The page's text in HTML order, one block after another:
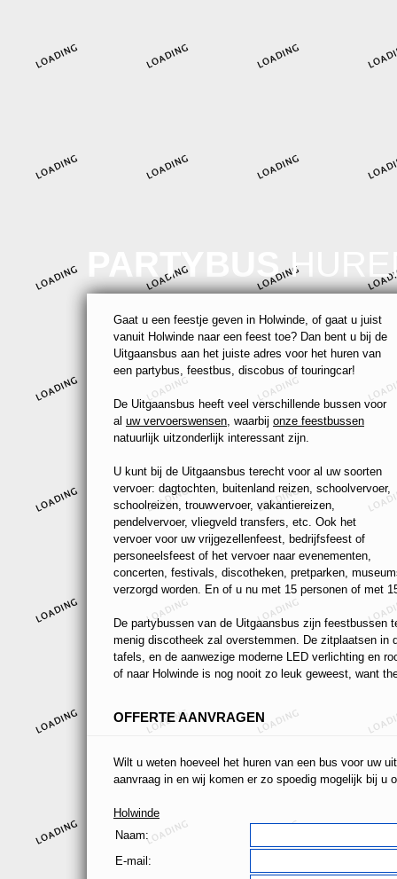
PARTYBUS
Gaat u een feestje geven in Holwinde, of gaat u juist
vanuit Holwinde naar een feest toe? Dan bent u bij de
Uitgaansbus aan het juiste adres voor het huren van
een partybus, feestbus, discobus of touringcar!
De Uitgaansbus heeft veel verschillende bussen voor
al uw vervoerswensen, waarbij onze feestbussen
natuurlijk uitzonderlijk interessant zijn.
U kunt bij de Uitgaansbus terecht voor al uw soorten
vervoer: dagtochten, buitenland reizen, schoolvervoer,
schoolreizen, trouwvervoer, vakantiereizen,
pendelvervoer, vliegveld transfers, etc. Ook het
vervoer voor uw vrijgezellenfeest, bedrijfsfeest of
personeelsfeest of het vervoer naar evenementen,
concerten, festivals, discotheken, pretparken,
verzorgd worden. En of u nu met 15 personen of met
De partybussen van de Uitgaansbus zijn feestbussen
menig discotheek zal overstemmen. De zitplaatsen
tafels, en de aanwezige moderne LED verlichting en
of naar Holwinde is nog nooit zo leuk geweest, want
OFFERTE AANVRAGEN
Wilt u weten hoeveel het huren van een bus voor uw
aanvraag in en wij komen er zo spoedig mogelijk bij u
Holwinde
Naam:
E-mail: